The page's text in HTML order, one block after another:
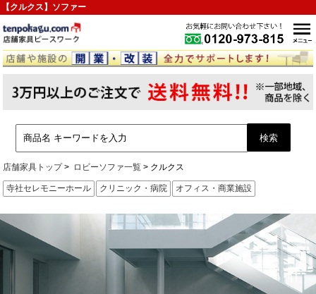
【クルクス】ソファー
店舗家具トップ ロビーソファ一覧 クルクス
寺社セレモニーホール クリニック・病院 オフィス・商業施設